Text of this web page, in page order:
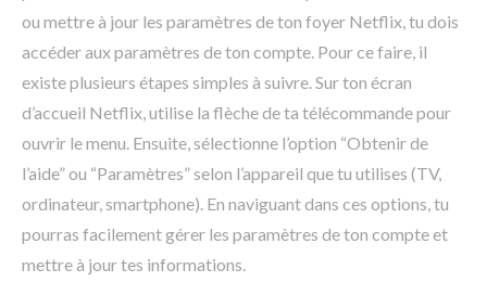
ou mettre à jour les paramètres de ton foyer Netflix, tu dois
accéder aux paramètres de ton compte. Pour ce faire, il
existe plusieurs étapes simples à suivre. Sur ton écran
d’accueil Netflix, utilise la flèche de ta télécommande pour
ouvrir le menu. Ensuite, sélectionne l’option “Obtenir de
l’aide” ou “Paramètres” selon l’appareil que tu utilises (TV,
ordinateur, smartphone). En naviguant dans ces options, tu
pourras facilement gérer les paramètres de ton compte et
mettre à jour tes informations.